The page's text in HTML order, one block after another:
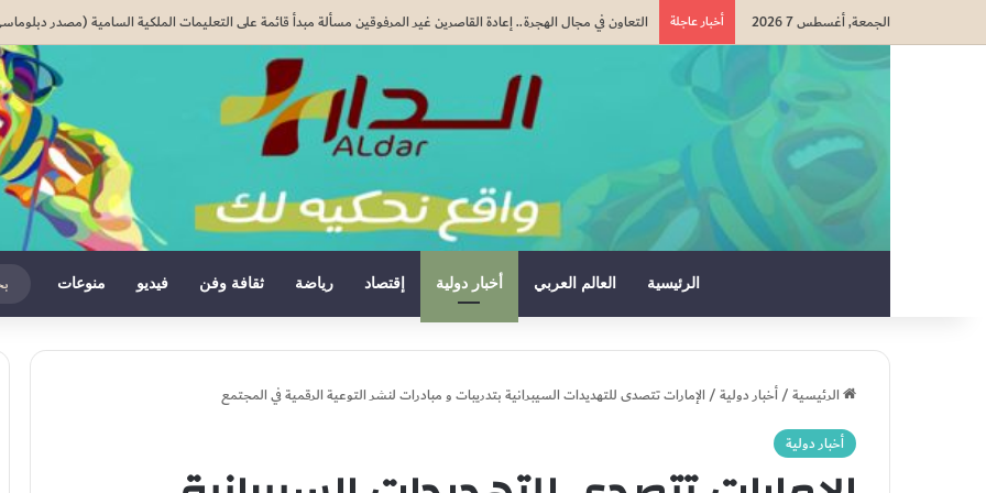
الجمعة, أغسطس 7 2026 أخبار عاجلة تقرير أمني إسباني يسلط الضوء على دور جزائري في التنسيق الرقمي لأحداث سبتة..
الرئيسية العالم العربي أخبار دولية إقتصاد رياضة ثقافة وفن فيديو منوعات
الرئيسية/أخبار دولية/الإمارات تتصدى للتهديدات السيبرانية بتدريبات و مبادرات لنشر التوعية الرقمية في المجتمع
أخبار دولية